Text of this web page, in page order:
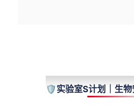
🛡️实验室S计划｜生物